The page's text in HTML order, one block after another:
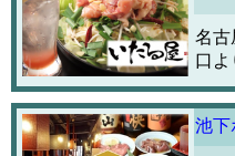
名古
口よ
池下